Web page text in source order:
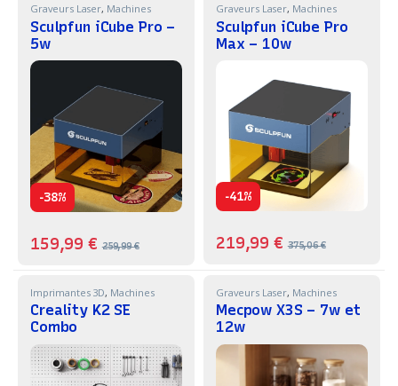
Graveurs Laser, Machines
Sculpfun iCube Pro –
5w
-38%
159,99€ 259,99€
Graveurs Laser, Machines
Sculpfun iCube Pro
Max – 10w
-41%
219,99€ 375,06€
Imprimantes 3D, Machines
Creality K2 SE
Combo
Graveurs Laser, Machines
Mecpow X3S – 7w et
12w